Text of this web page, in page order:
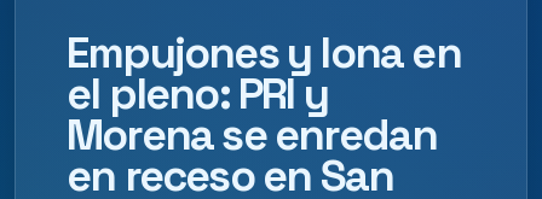
Empujones y lona en
el pleno: PRI y
Morena se enredan
en receso en San